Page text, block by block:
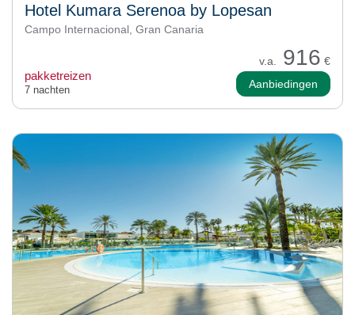
Hotel Kumara Serenoa by Lopesan
Campo Internacional, Gran Canaria
v.a. 916 €
pakketreizen
7 nachten Aanbiedingen